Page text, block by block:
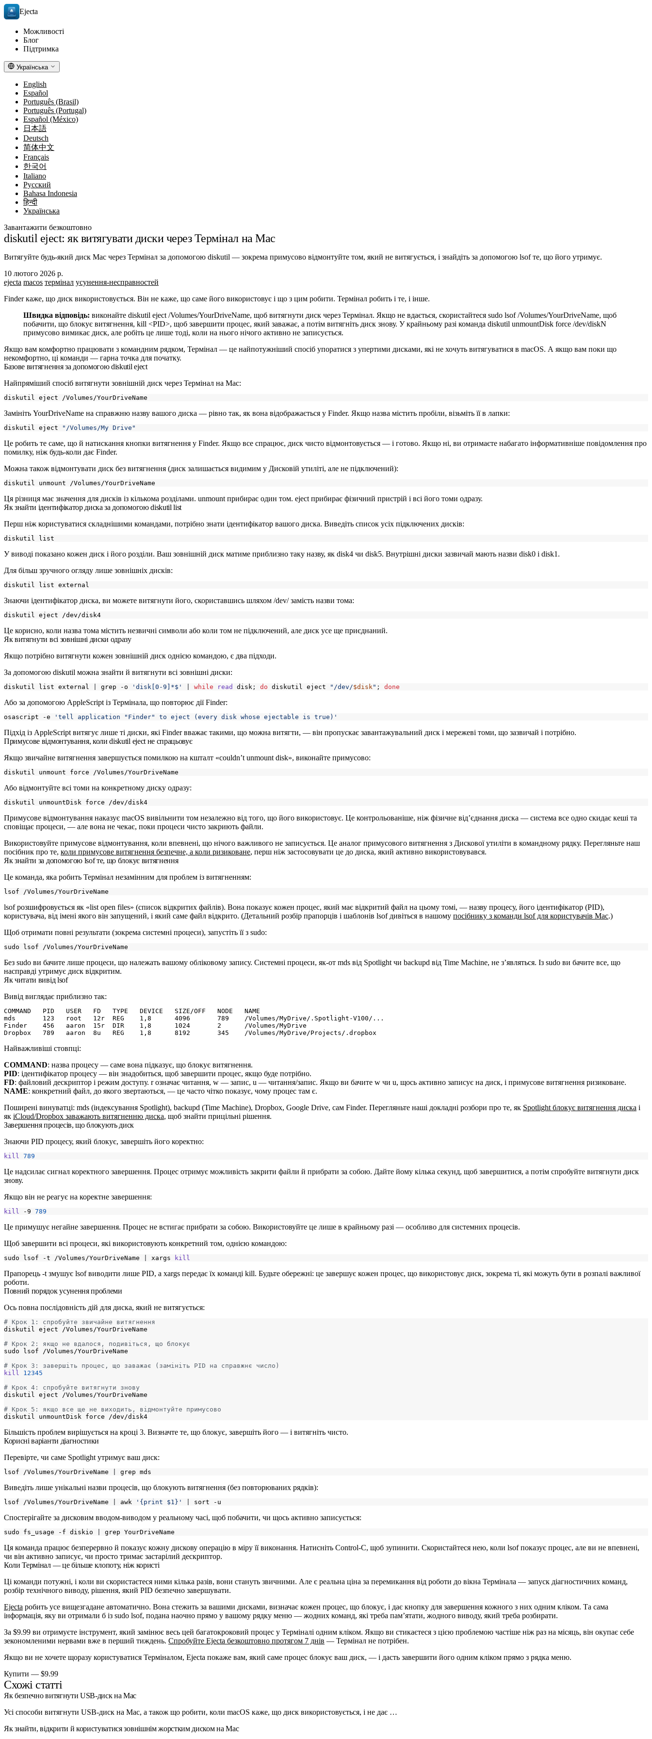
Ejecta
Можливості
Блог
Підтримка
Українська
English
Español
Português (Brasil)
Português (Portugal)
Español (México)
日本語
Deutsch
简体中文
Français
한국어
Italiano
Русский
Bahasa Indonesia
हिन्दी
Українська
Завантажити безкоштовно
diskutil eject: як витягувати диски через Термінал на Mac
Витягуйте будь-який диск Mac через Термінал за допомогою diskutil — зокрема примусово відмонтуйте том, який не витягується, і знайдіть за допомогою lsof те, що його утримує.
10 лютого 2026 р.
ejecta macos термінал усунення-несправностей
Finder каже, що диск використовується. Він не каже, що саме його використовує і що з цим робити. Термінал робить і те, і інше.
Швидка відповідь: виконайте diskutil eject /Volumes/YourDriveName, щоб витягнути диск через Термінал. Якщо не вдається, скористайтеся sudo lsof /Volumes/YourDriveName, щоб
побачити, що блокує витягнення, kill <PID>, щоб завершити процес, який заважає, а потім витягніть диск знову. У крайньому разі команда diskutil unmountDisk force /dev/diskN
примусово вимикає диск, але робіть це лише тоді, коли на нього нічого активно не записується.
Якщо вам комфортно працювати з командним рядком, Термінал — це найпотужніший спосіб упоратися з упертими дисками, які не хочуть витягуватися в macOS. А якщо вам поки що
некомфортно, ці команди — гарна точка для початку.
Базове витягнення за допомогою diskutil eject
Найпряміший спосіб витягнути зовнішній диск через Термінал на Mac:
Замініть YourDriveName на справжню назву вашого диска — рівно так, як вона відображається у Finder. Якщо назва містить пробіли, візьміть її в лапки:
diskutil eject "/Volumes/My Drive"
Це робить те саме, що й натискання кнопки витягнення у Finder. Якщо все спрацює, диск чисто відмонтовується — і готово. Якщо ні, ви отримаєте набагато інформативніше повідомлення про
помилку, ніж будь-коли дає Finder.
Можна також відмонтувати диск без витягнення (диск залишається видимим у Дисковій утиліті, але не підключений):
Ця різниця має значення для дисків із кількома розділами. unmount прибирає один том. eject прибирає фізичний пристрій і всі його томи одразу.
Як знайти ідентифікатор диска за допомогою diskutil list
Перш ніж користуватися складнішими командами, потрібно знати ідентифікатор вашого диска. Виведіть список усіх підключених дисків:
У виводі показано кожен диск і його розділи. Ваш зовнішній диск матиме приблизно таку назву, як disk4 чи disk5. Внутрішні диски зазвичай мають назви disk0 і disk1 .
Для більш зручного огляду лише зовнішніх дисків:
Знаючи ідентифікатор диска, ви можете витягнути його, скориставшись шляхом /dev/замість назви тома:
Це корисно, коли назва тома містить незвичні символи або коли том не підключений, але диск усе ще приєднаний.
Як витягнути всі зовнішні диски одразу
Якщо потрібно витягнути кожен зовнішній диск однією командою, є два підходи.
За допомогою diskutil можна знайти й витягнути всі зовнішні диски:
diskutil list external grep -o 'disk[0-9]*$' while read disk ; do diskutil eject "/dev/$disk" ; done
Або за допомогою AppleScript із Термінала, що повторює дії Finder:
osascript -e 'tell application "Finder" to eject (every disk whose ejectable is true)'
Підхід із AppleScript витягує лише ті диски, які Finder вважає такими, що можна витягти, — він пропускає завантажувальний диск і мережеві томи, що зазвичай і потрібно.
Примусове відмонтування, коли diskutil eject не спрацьовує
Якщо звичайне витягнення завершується помилкою на кшталт «couldn’t unmount disk», виконайте примусово:
Або відмонтуйте всі томи на конкретному диску одразу:
Примусове відмонтування наказує macOS вивільнити том незалежно від того, що його використовує. Це контрольованіше, ніж фізичне від’єднання диска — система все одно скидає кеші та
сповіщає процеси, — але вона не чекає, поки процеси чисто закриють файли.
Використовуйте примусове відмонтування, коли впевнені, що нічого важливого не записується. Це аналог примусового витягнення з Дискової утиліти в командному рядку. Перегляньте наш
посібник про те, коли примусове витягнення безпечне, а коли ризиковане, перш ніж застосовувати це до диска, який активно використовувався.
Як знайти за допомогою lsof те, що блокує витягнення
Це команда, яка робить Термінал незамінним для проблем із витягненням:
lsofрозшифровується як «list open files» (список відкритих файлів). Вона показує кожен процес, який має відкритий файл на цьому томі, — назву процесу, його ідентифікатор (PID),
користувача, від імені якого він запущений, і який саме файл відкрито. (Детальний розбір прапорців і шаблонів lsofдивіться в нашому посібнику з команди lsof для користувачів Mac.)
Щоб отримати повні результати (зокрема системні процеси), запустіть її з sudo:
Без sudo ви бачите лише процеси, що належать вашому обліковому запису. Системні процеси, як-от mds від Spotlight чи backupd від Time Machine, не з’являться. Із sudo ви бачите все, що
насправді утримує диск відкритим.
Як читати вивід lsof
Вивід виглядає приблизно так:
COMMAND   PID   USER   FD   TYPE   DEVICE   SIZE/OFF   NODE   NAME
mds       123   root   12r  REG    1,8      4096       789    /Volumes/MyDrive/.Spotlight-V100/...
Finder    456   aaron  15r  DIR    1,8      1024       2      /Volumes/MyDrive
Найважливіші стовпці:
COMMAND: назва процесу — саме вона підказує, що блокує витягнення.
PID: ідентифікатор процесу — він знадобиться, щоб завершити процес, якщо буде потрібно.
FD: файловий дескриптор і режим доступу. rозначає читання, w — запис, u — читання/запис. Якщо ви бачите w чи u, щось активно записує на диск, і примусове витягнення ризиковане.
NAME: конкретний файл, до якого звертаються, — це часто чітко показує, чому процес там є.
Поширені винуватці: mds (індексування Spotlight), backupd (Time Machine), Dropbox, Google Drive, сам Finder. Перегляньте наші докладні розбори про те, як Spotlight блокує витягнення диска і
як iCloud/Dropbox заважають витягненню диска, щоб знайти прицільні рішення.
Завершення процесів, що блокують диск
Знаючи PID процесу, який блокує, завершіть його коректно:
kill 789
Це надсилає сигнал коректного завершення. Процес отримує можливість закрити файли й прибрати за собою. Дайте йому кілька секунд, щоб завершитися, а потім спробуйте витягнути диск
знову.
Якщо він не реагує на коректне завершення:
kill -9 789
Це примушує негайне завершення. Процес не встигає прибрати за собою. Використовуйте це лише в крайньому разі — особливо для системних процесів.
Щоб завершити всі процеси, які використовують конкретний том, однією командою:
sudo lsof -t /Volumes/YourDriveName xargs kill
Прапорець -t змушує lsofвиводити лише PID, а xargs передає їх команді kill. Будьте обережні: це завершує кожен процес, що використовує диск, зокрема ті, які можуть бути в розпалі важливої
роботи.
Повний порядок усунення проблеми
Ось повна послідовність дій для диска, який не витягується:
# Крок 1: спробуйте звичайне витягнення
# Крок 2: якщо не вдалося, подивіться, що блокує
# Крок 3: завершіть процес, що заважає (замініть PID на справжнє число)
kill
12345
# Крок 4: спробуйте витягнути знову
# Крок 5: якщо все ще не виходить, відмонтуйте примусово
Більшість проблем вирішується на кроці 3. Визначте те, що блокує, завершіть його — і витягніть чисто.
Корисні варіанти діагностики
Перевірте, чи саме Spotlight утримує ваш диск:
lsof /Volumes/YourDriveName
Виведіть лише унікальні назви процесів, що блокують витягнення (без повторюваних рядків):
lsof /Volumes/YourDriveName awk '{print $1}'
Спостерігайте за дисковим вводом-виводом у реальному часі, щоб побачити, чи щось активно записується:
sudo fs_usage -f diskio
Ця команда працює безперервно й показує кожну дискову операцію в міру її виконання. Натисніть Control-C, щоб зупинити. Скористайтеся нею, коли lsofпоказує процес, але ви не впевнені,
чи він активно записує, чи просто тримає застарілий дескриптор.
Коли Термінал — це більше клопоту, ніж користі
Ці команди потужні, і коли ви скористаєтеся ними кілька разів, вони стануть звичними. Але є реальна ціна за перемикання від роботи до вікна Термінала — запуск діагностичних команд,
розбір технічного виводу, рішення, який PID безпечно завершувати.
Ejecta робить усе вищезгадане автоматично. Вона стежить за вашими дисками, визначає кожен процес, що блокує, і дає кнопку для завершення кожного з них одним кліком. Та сама
інформація, яку ви отримали б із sudo lsof, подана наочно прямо у вашому рядку меню — жодних команд, які треба пам’ятати, жодного виводу, який треба розбирати.
За $9.99 ви отримуєте інструмент, який замінює весь цей багатокроковий процес у Терміналі одним кліком. Якщо ви стикаєтеся з цією проблемою частіше ніж раз на місяць, він окупає себе
зекономленими нервами вже в перший тиждень. Спробуйте Ejecta безкоштовно протягом 7 днів — Термінал не потрібен.
Якщо ви не хочете щоразу користуватися Терміналом, Ejecta покаже вам, який саме процес блокує ваш диск, — і дасть завершити його одним кліком прямо з рядка меню.
Купити — $9.99
Схожі статті
Як безпечно витягнути USB-диск на Mac
Усі способи витягнути USB-диск на Mac, а також що робити, коли macOS каже, що диск використовується, і не дає …
Як знайти, відкрити й користуватися зовнішнім жорстким диском на Mac